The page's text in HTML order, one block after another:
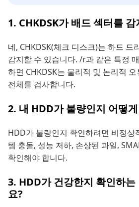
1. CHKDSK가 배드 섹터를
네, CHKDSK(체크 디스크)는 하드 드
감지할 수 있습니다. /r과 같은 특정
하면 CHKDSK는 물리적 및 논리적
전체를 검사합니다.
2. 내 HDD가 불량인지 어떻
HDD가 불량인지 확인하려면 비정상
템 충돌, 성능 저하, 손상된 파일,
확인해야 합니다.
3. HDD가 건강한지 확인하
요?